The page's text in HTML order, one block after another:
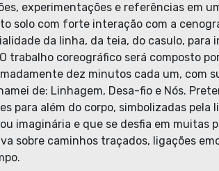
experimentações e referências em
solo com forte interação com a
da linha, da teia, do casulo, para
trabalho coreográfico será composto
dez minutos cada um, com
de: Linhagem, Desa-fio e Nós.
para além do corpo, simbolizadas pela
imaginária e que se desfia em muitas
sobre caminhos traçados, ligações